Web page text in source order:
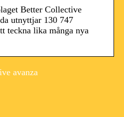
Better Collective
utnyttjar 130 747
teckna lika många nya
avanza